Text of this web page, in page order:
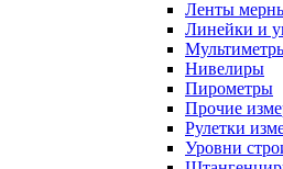
Ленты
Линейки и
Нивелиры
Пирометры
Прочие
Рулетки
Уровни